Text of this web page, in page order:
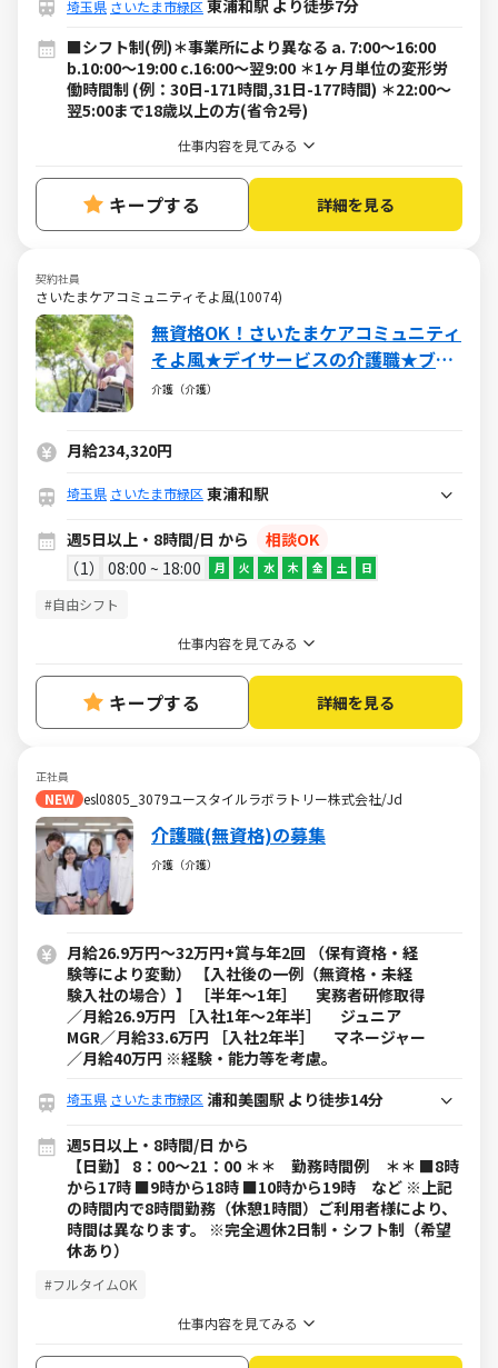
埼玉県 さいたま市緑区 東浦和駅 より徒歩7分
■シフト制(例)＊事業所により異なる a. 7:00～16:00
b.10:00～19:00 c.16:00～翌9:00 ＊1ヶ月単位の変形労
働時間制 (例：30日-171時間,31日-177時間) ＊22:00～
翌5:00まで18歳以上の方(省令2号)
仕事内容を見てみる
キープする 詳細を見る
契約社員
さいたまケアコミュニティそよ風(10074)
無資格OK！さいたまケアコミュニティ
そよ風★デイサービスの介護職★ブラ
ンクOK・社保完備・各種手当あり
介護（介護）
月給234,320円
埼玉県 さいたま市緑区 東浦和駅
週5日以上・8時間/日 から
相談OK
1
08:00 ~ 18:00 月 火 水 木 金 土 日
#自由シフト
仕事内容を見てみる
キープする 詳細を見る
正社員
NEW esl0805_3079ユースタイルラボラトリー株式会社/Jd
介護職(無資格)の募集
介護（介護）
月給26.9万円～32万円+賞与年2回 （保有資格・経
験等により変動） 【入社後の一例（無資格・未経
験入社の場合）】 ［半年～1年］ 実務者研修取得
／月給26.9万円 ［入社1年～2年半］ ジュニア
MGR／月給33.6万円 ［入社2年半］ マネージャー
／月給40万円 ※経験・能力等を考慮。
埼玉県 さいたま市緑区 浦和美園駅 より徒歩14分
週5日以上・8時間/日 から
【日勤】 8：00～21：00 ＊＊ 勤務時間例 ＊＊ ■8時
から17時 ■9時から18時 ■10時から19時 など ※上記
の時間内で8時間勤務（休憩1時間）ご利用者様により、
時間は異なります。 ※完全週休2日制・シフト制（希望
休あり）
#フルタイムOK
仕事内容を見てみる